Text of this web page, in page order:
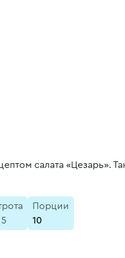
салата «Цезарь».
Порции
10